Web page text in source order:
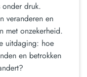
onder druk.
veranderen en
met onzekerheid.
uitdaging: hoe
en betrokken